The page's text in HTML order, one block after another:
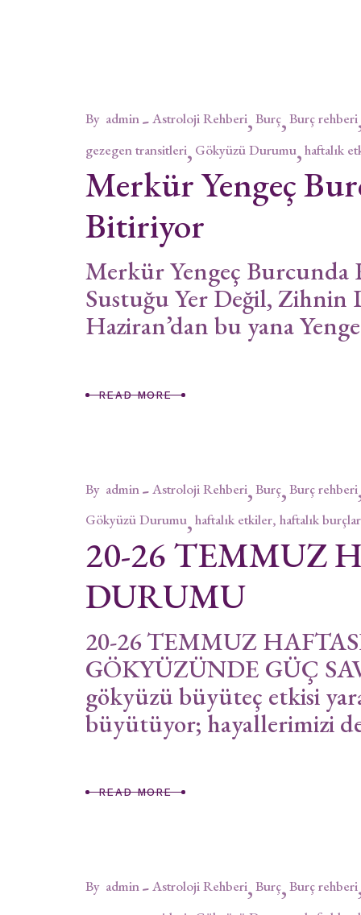
By admin Astroloji Rehberi Burç Burç rehberi
gezegen transitleri Gökyüzü Durumu haftalık
Merkür Yengeç
Bitiriyor
Merkür Yengeç
Sustuğu Yer Değil, Zihnin
Haziran’dan bu yana
READ MORE
By admin Astroloji Rehberi Burç Burç rehberi
Gökyüzü Durumu haftalık etkiler, haftalık burçlar
20-26 TEMMUZ
DURUMU
20-26 TEMMUZ
GÖKYÜZÜNDE GÜÇ
gökyüzü büyüteç etkisi
büyütüyor; hayallerimizi
READ MORE
By admin Astroloji Rehberi Burç Burç rehberi